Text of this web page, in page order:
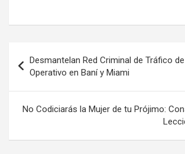
Navegación
de
entradas
Desmantelan Red Criminal de Tráfico
Operativo en Baní y Miami
No Codiciarás la Mujer de tu Prójimo: